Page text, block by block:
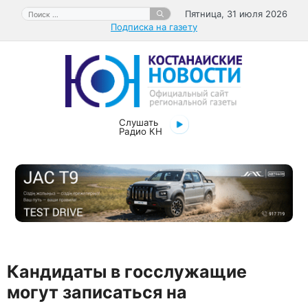
Перейти
содержимому
Поиск:
Пятница, 31 июля 2026
Подписка на газету
Слушать
Радио КН
Кандидаты в госслужащие
могут записаться на